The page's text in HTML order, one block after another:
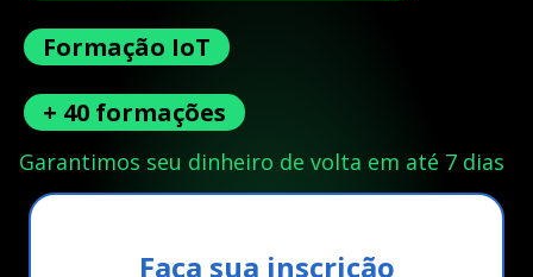
Formação IoT
+ 40 formações
Garantimos seu dinheiro de volta em até 7 dias
Faça sua inscrição